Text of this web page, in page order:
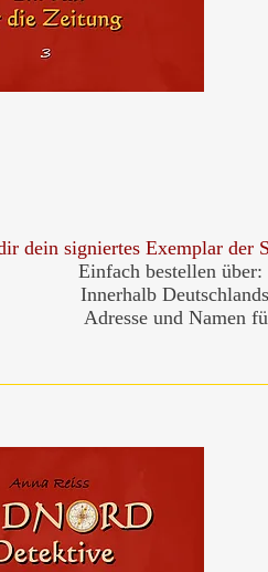
dein signiertes Exemplar
Einfach bestellen über:
Innerhalb
Adresse und Namen